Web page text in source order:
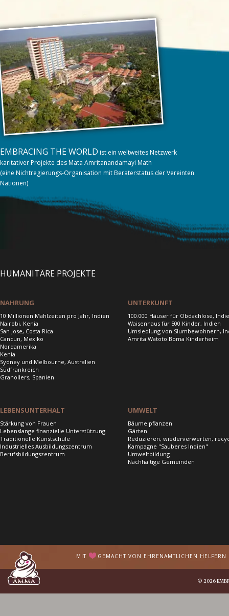
EMBRACING THE WORLD ist ein weltweites Netzwerk
karitativer Projekte des Mata Amritanandamayi Math
(eine Nichtregierungs-Organisation mit Beraterstatus der Vereinten
Nationen)
HUMANITÄRE PROJEKTE
NAHRUNG
10 Millionen Mahlzeiten pro Jahr, Indien
Nairobi, Kenia
San Jose, Costa Rica
Cancun, Mexiko
Nordamerika
Kenia
Sydney und Melbourne, Australien
Südfrankreich
Granollers, Spanien
UNTERKUNFT
100.000 Häuser für Obdachlose,
Waisenhaus für 500 Kinder, Indien
Umsiedlung von Slumbewohnern,
Amrita Watoto Boma Kinderheim
LEBENSUNTERHALT
Stärkung von Frauen
Lebenslange finanzielle Unterstützung
Traditionelle Kunstschule
Industrielles Ausbildungszentrum
Berufsbildungszentrum
UMWELT
Bäume pflanzen
Gärten
Reduzieren, wiederverwerten,
Kampagne "Sauberes Indien"
Umweltbildung
Nachhaltige Gemeinden
MIT GEMACHT VON EHRENAMTLICHEN
© 2026